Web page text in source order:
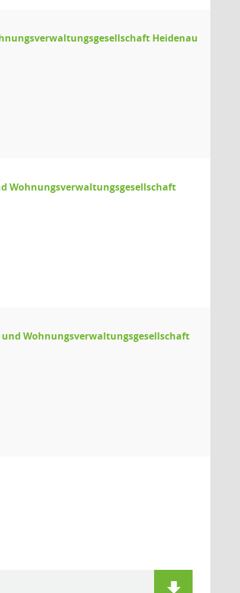
Heidenau
Wohnungsverwaltungsgesellschaft
Wohnungsverwaltungsgesellschaft